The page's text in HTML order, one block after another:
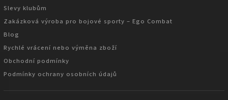
Slevy klubům
Zakázková výroba pro bojové sporty – Ego Combat
Blog
Rychlé vrácení nebo výměna zboží
Obchodní podmínky
Podmínky ochrany osobních údajů